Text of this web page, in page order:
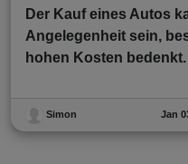
Der Kauf eines Autos
Angelegenheit sein,
hohen Kosten bedenkt.
Simon Jan